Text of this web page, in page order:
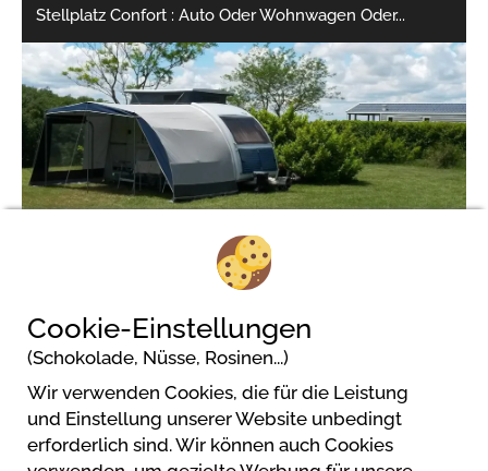
Stellplatz Confort : Auto Oder Wohnwagen Oder...
Camping Domaine Saint Laurent
Les Touzets
11320 Montferrand
Cookie-Einstellungen
(Schokolade, Nüsse, Rosinen...)
Wir verwenden Cookies, die für die Leistung
und Einstellung unserer Website unbedingt
erforderlich sind. Wir können auch Cookies